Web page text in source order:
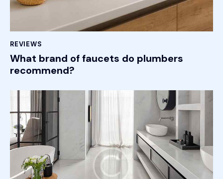
REVIEWS
What brand of faucets do plumbers
recommend?